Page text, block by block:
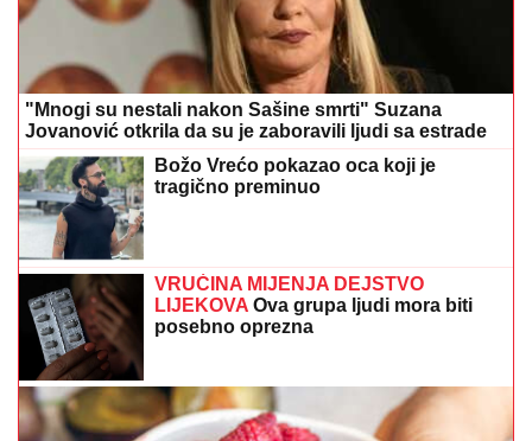
"Mnogi su nestali nakon Sašine smrti" Suzana
Jovanović otkrila da su je zaboravili ljudi sa estrade
Božo Vrećo pokazao oca koji je
tragično preminuo
VRUĆINA MIJENJA DEJSTVO
LIJEKOVA Ova grupa ljudi mora biti
posebno oprezna